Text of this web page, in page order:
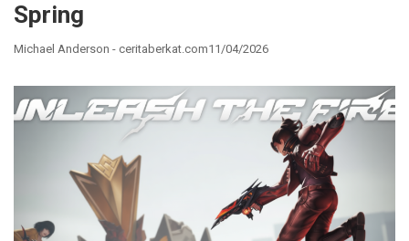
Spring
Michael Anderson - ceritaberkat.com11/04/2026